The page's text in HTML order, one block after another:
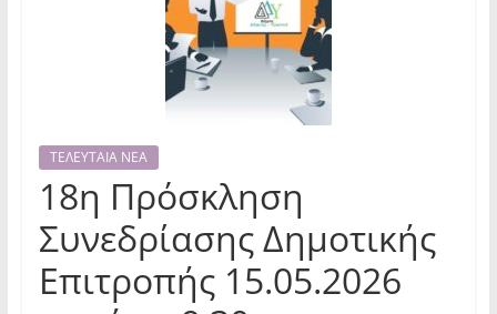
ΤΕΛΕΥΤΑΙΑ ΝΕΑ
18η Πρόσκληση
Συνεδρίασης Δημοτικής
Επιτροπής 15.05.2026